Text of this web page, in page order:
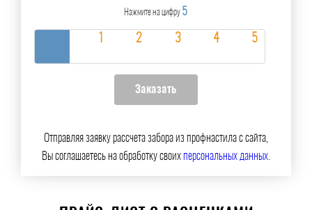
Нажмите на цифру 5
Отправляя заявку рассчета забора из профнастила с сайта,
Вы соглашаетесь на обработку своихперсональных данных.